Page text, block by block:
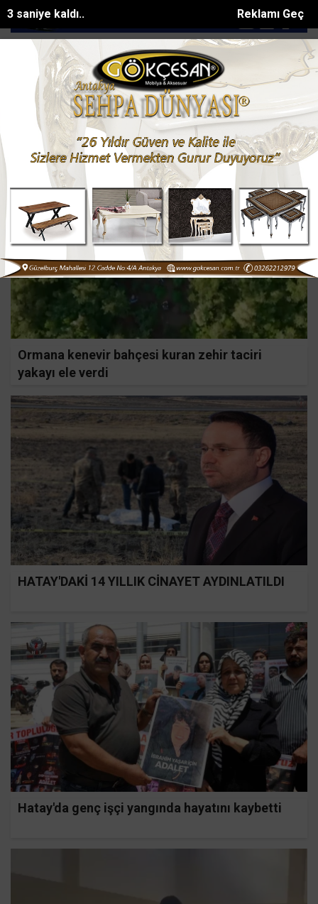
Reklamı Geç
1 saniye kaldı..
SON DAKİKA:
eş zamanlı altyapı ve asfalt ç... AK Parti Adana İl Başkanı Özkan:
Suc Haberleri
Ormana kenevir bahçesi kuran zehir taciri
yakayı ele verdi
HATAY'DAKİ 14 YILLIK CİNAYET AYDINLATILDI
Hatay'da genç işçi yangında hayatını kaybetti